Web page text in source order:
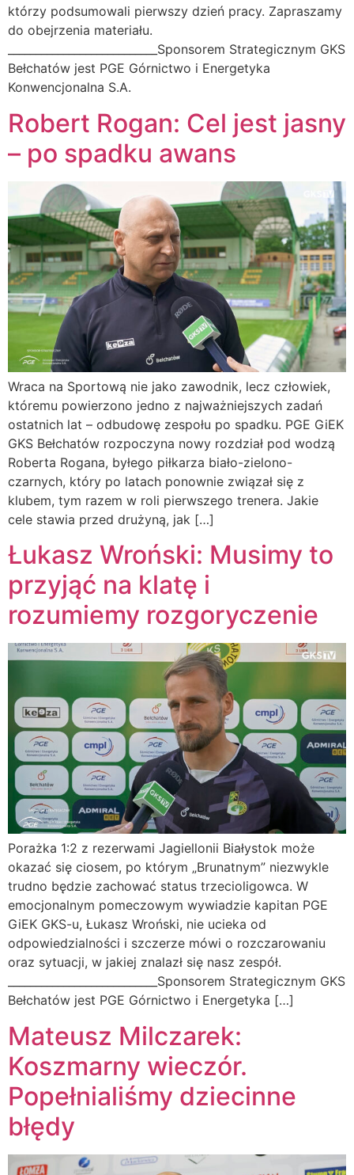
którzy podsumowali pierwszy dzień pracy. Zapraszamy
do obejrzenia materiału.
___________________________Sponsorem Strategicznym GKS
Bełchatów jest PGE Górnictwo i Energetyka
Konwencjonalna S.A.
Robert Rogan: Cel jest jasny
– po spadku awans
Wraca na Sportową nie jako zawodnik, lecz człowiek,
któremu powierzono jedno z najważniejszych zadań
ostatnich lat – odbudowę zespołu po spadku. PGE GiEK
GKS Bełchatów rozpoczyna nowy rozdział pod wodzą
Roberta Rogana, byłego piłkarza biało-zielono-
czarnych, który po latach ponownie związał się z
klubem, tym razem w roli pierwszego trenera. Jakie
cele stawia przed drużyną, jak […]
Łukasz Wroński: Musimy to
przyjąć na klatę i
rozumiemy rozgoryczenie
Porażka 1:2 z rezerwami Jagiellonii Białystok może
okazać się ciosem, po którym „Brunatnym” niezwykle
trudno będzie zachować status trzecioligowca. W
emocjonalnym pomeczowym wywiadzie kapitan PGE
GiEK GKS-u, Łukasz Wroński, nie ucieka od
odpowiedzialności i szczerze mówi o rozczarowaniu
oraz sytuacji, w jakiej znalazł się nasz zespół.
___________________________Sponsorem Strategicznym GKS
Bełchatów jest PGE Górnictwo i Energetyka […]
Mateusz Milczarek:
Koszmarny wieczór.
Popełnialiśmy dziecinne
błędy